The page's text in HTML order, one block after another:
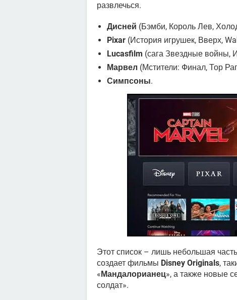
развлечься.
Дисней (Бэмби, Король Лев,
Pixar (История игрушек, Вверх,
Lucasfilm (сага Звездные войны,
Марвел (Мстители: Финал, Тор
Симпсоны.
Этот список – лишь небольшая
создает фильмы Disney Originals,
«Мандалорианец», а также новые
солдат».